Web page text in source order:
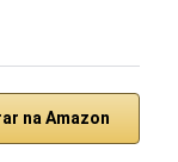
na Amazon